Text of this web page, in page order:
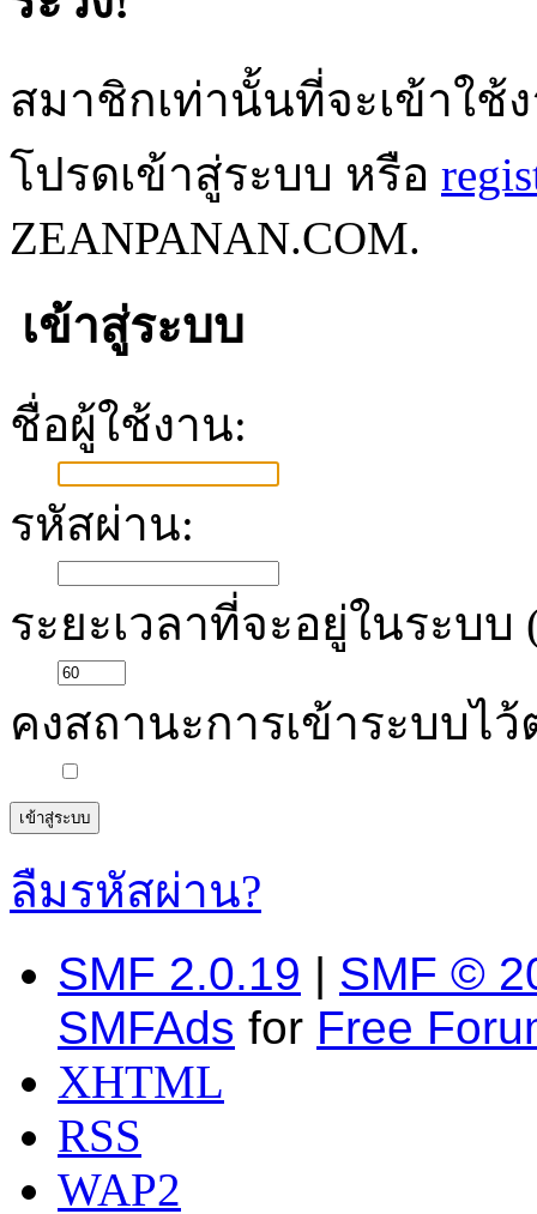
สมาชิกเท่านั้นที่จะเข้าใช้
โปรดเข้าสู่ระบบ หรือ
ZEANPANAN.COM.
เข้าสู่ระบบ
ชื่อผู้ใช้งาน:
รหัสผ่าน:
ระยะเวลาที่จะอยู่ในระบบ
คงสถานะการเข้าระบบไ
ลืมรหัสผ่าน?
SMF 2.0.19 | SMF ©
SMFAds for Free
XHTML
RSS
WAP2